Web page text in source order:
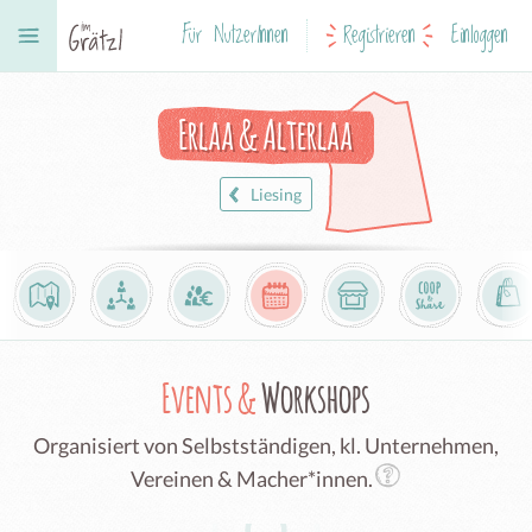
Für NutzerInnen Registrieren Einloggen
Erlaa & Alterlaa
Liesing
Events &Workshops
Organisiert von Selbstständigen, kl. Unternehmen,
Vereinen & Macher*innen.